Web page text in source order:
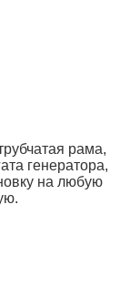
рама,
генератора,
на любую